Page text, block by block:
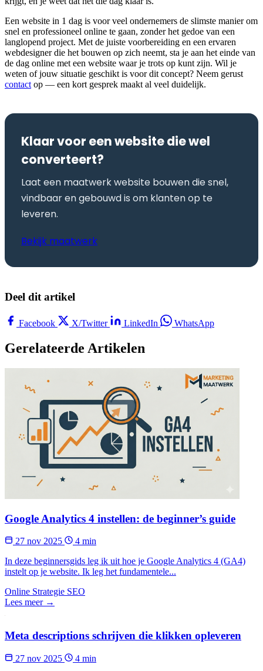
Een website in 1 dag is voor veel ondernemers de slimste manier om
snel en professioneel online te gaan, zonder het gedoe van een
langlopend project. Met de juiste voorbereiding en een ervaren
webdesigner die het bouwen op zich neemt, sta je aan het einde van
de dag online met een website waar je trots op kunt zijn. Wil je
weten of jouw situatie geschikt is voor dit concept? Neem gerust
contact op — een kort gesprek maakt al veel duidelijk.
Klaar voor een website die wel
converteert?
Laat een maatwerk website bouwen die snel,
vindbaar en gebouwd is om klanten op te
leveren.
Bekijk maatwerk
Deel dit artikel
Facebook X/Twitter LinkedIn WhatsApp
Gerelateerde Artikelen
Google Analytics 4 instellen: de beginner’s guide
27 nov 2025
4 min
In deze beginnersgids leg ik uit hoe je Google Analytics 4 (GA4)
instelt op je website. Ik leg het fundamentele...
Online Strategie SEO
Lees meer →
Meta descriptions schrijven die klikken opleveren
27 nov 2025 4 min